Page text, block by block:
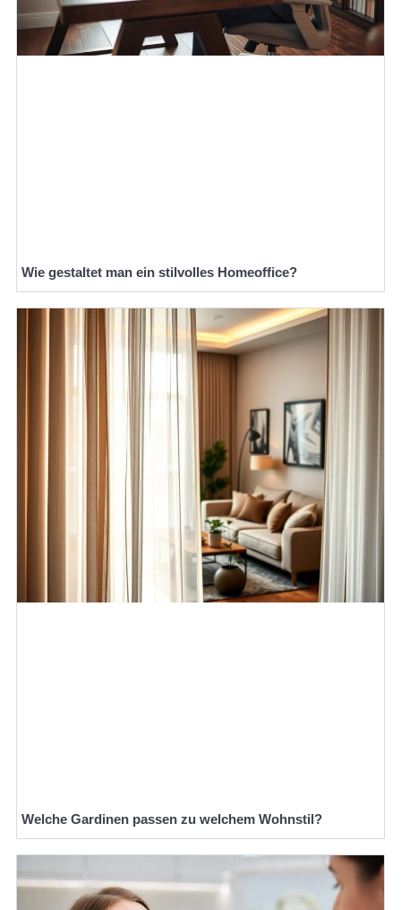
Wie gestaltet man ein stilvolles Homeoffice?
Welche Gardinen passen zu welchem Wohnstil?